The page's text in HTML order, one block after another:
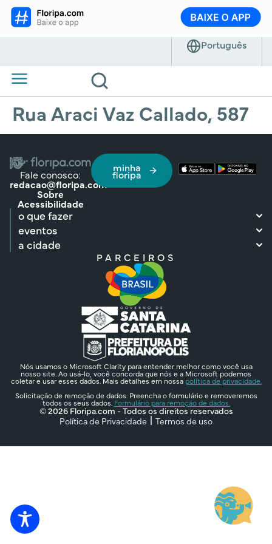
Rua Araci Vaz Callado, 587
Fale conosco:
redacao@floripa.com
Sobre
Acessibilidade
minha
floripa
o que fazer
eventos
a cidade
PARCEIROS
Nós usamos o Microsoft Clarity para entender melhor como você usa
nosso site. Ao usá-lo, você concorda que nós e a Microsoft podemos
coletar e usar esses dados. Mais detalhes em nossa política de privacidade.
Solicitação de remoção de dados. Preencha o formulário e removeremos
todos os seus dados. Formulário para remoção de dados.
© 2026 Floripa.com - Todos os direitos reservados
Política de Privacidade
Termos de uso